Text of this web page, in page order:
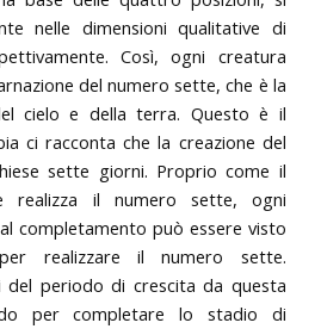
nelle dimensioni qualitative di
Così, ogni creatura
del numero sette, che è la
cielo e della terra. Questo è il
ci racconta che la creazione del
sette giorni. Proprio come il
realizza il numero sette, ogni
completamento può essere visto
realizzare il numero sette.
periodo di crescita da questa
per completare lo stadio di